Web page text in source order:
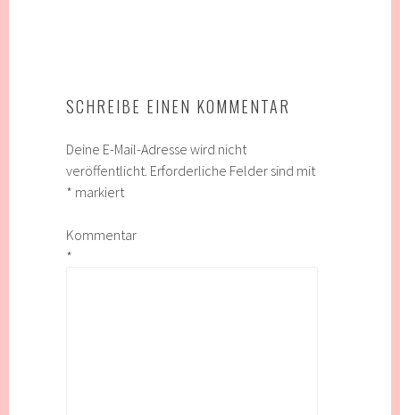
SCHREIBE EINEN KOMMENTAR
Deine E-Mail-Adresse wird nicht
veröffentlicht. Erforderliche Felder sind mit
* markiert
Kommentar
*